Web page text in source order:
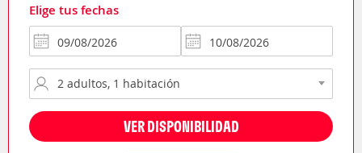
Elige tus fechas
VER DISPONIBILIDAD